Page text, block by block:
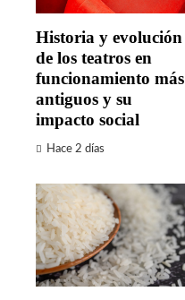
Historia y evolución
de los teatros en
funcionamiento más
antiguos y su
impacto social
Hace 2 días